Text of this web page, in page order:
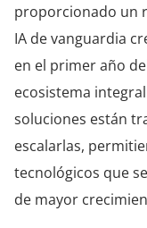
proporcionado un
IA de vanguardia
en el primer año
ecosistema
soluciones están
escalarlas,
tecnológicos que
de mayor